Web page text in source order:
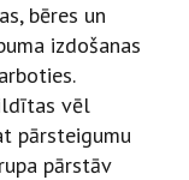
bēres un
izdošanas
vēl
pārsteigumu
pārstāv